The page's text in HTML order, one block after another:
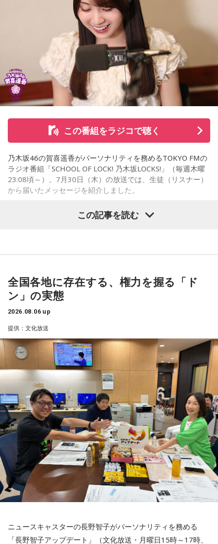
私も生まれたところが大阪なので、大阪でのライブは特別な
んですよ。家族や親戚も観に来てくれていて、それもうれし
かったから頑張れたし、「551」も食べたし（笑）。あと、
たこ焼きも「りくろーおじさんの店」のチーズケーキも食べ
それに、いつも大阪でライブをするとき、私の親戚の皆さん
がぶどうの差し入れをしてくれるの。それも食べた！ メンバ
ーのみんながめちゃくちゃ喜んでくれて、楽しかったな～！
終わったらすぐ大阪に帰って、ちょっとだけ（愛猫の）まろ
んにも会えたんですよ。それで、その次の日にライブをし
て、家族が観に来てくれて、帰ったという大阪ライフでした
ね。
「551」のCMのモノマネもやらせていただいたんですよ。
「551の豚まんがあるとき？ ないとき？」っていうCMがある
て、「私が『乃木坂があるとき！』って言ったら喜んで、
『乃木坂がないとき……』って言ったら悲しんでください！」
たですね！ 来てくれてありがとう！
この日の放送をradikoタイムフリーで聴く
※放送エリア外の方は、プレミアム会員の登録でご利用いた
だけます。
----------------------------------------------------
＜番組概要＞
番組名：SCHOOL OF LOCK!
パーソナリティ：アンジー校長（アンジェリーナ1/3・
Gacharic Spin）、たんぼ教頭（溝上たんぼ）
放送日時：月曜～木曜 22:00～23:55／金曜 22:00～22:55
番組Webサイト：https://www.tfm.co.jp/lock/
番組公式X：@sol_info
この番組をラジコで聴く
乃木坂46の賀喜遥香がパーソナリティを務めるTOKYO FMの
ラジオ番組「SCHOOL OF LOCK! 乃木坂LOCKS!」（毎週木曜
23:08頃～）。7月30日（木）の放送では、生徒（リスナー）
から届いたメッセージを紹介しました。
ごくうれしかったし、かわいい遥香先生も、かっこいい遥香
先生もたくさん観ることができて、大満足のライブでした！
アンコールのときに披露していた『551蓬莱』のCMのモノマ
ネも関西ならではで、私も昔から観ていたので、とても楽し
きましたが、体調に気を付けて最後まで駆け抜けてくださ
い！ ずっとずっと大好きです！」（兵庫県 20歳）
◆「真夏の全国ツアー2026」大阪公演裏話
賀喜：大阪公演2日目の私は、横結びみたいなサイドテールに
してみたんです。それがリスナーちゃんも意図せずというか
お揃いだったんだね！ うれしい～！
私も生まれたところが大阪なので、大阪でのライブは特別な
んですよ。家族や親戚も観に来てくれていて、それもうれし
かったから頑張れたし、「551」も食べたし（笑）。あと、
たこ焼きも「りくろーおじさんの店」のチーズケーキも食べ
た！
それに、いつも大阪でライブをするとき、私の親戚の皆さん
がぶどうの差し入れをしてくれるの。それも食べた！ メンバ
大阪公演の前の日もお仕事だったんですけど、そのお仕事が
この記事を読む
全国各地に存在する、権力を握る「ド
ン」の実態
2026.08.06 up
提供：文化放送
ニュースキャスターの長野智子がパーソナリティを務める
「長野智子アップデート」（文化放送・月曜日15時～17時、